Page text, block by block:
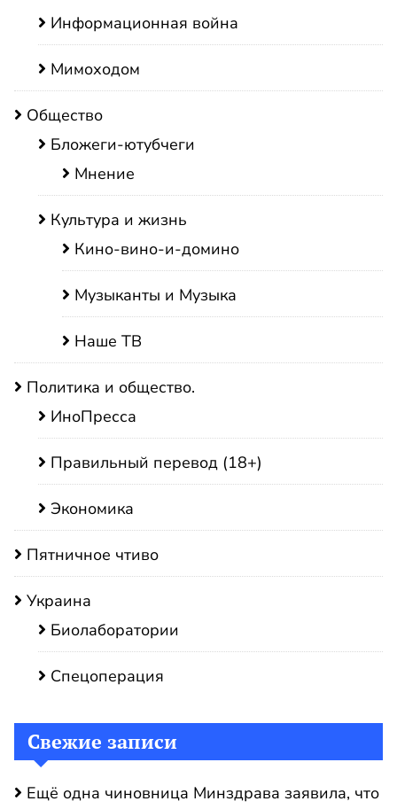
Информационная война
Мимоходом
Общество
Бложеги-ютубчеги
Мнение
Культура и жизнь
Кино-вино-и-домино
Музыканты и Музыка
Наше ТВ
Политика и общество.
ИноПресса
Правильный перевод (18+)
Экономика
Пятничное чтиво
Украина
Биолаборатории
Спецоперация
Свежие записи
Ещё одна чиновница Минздрава заявила, что